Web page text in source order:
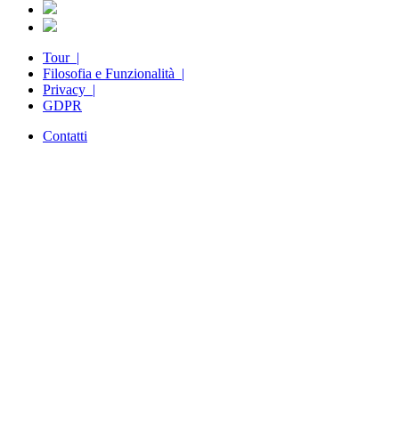
Tour |
Filosofia e Funzionalità |
Privacy |
GDPR
Contatti